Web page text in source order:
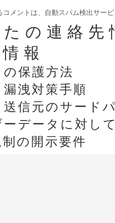
メントは、自動スパム検出サー
の連絡先
報
保護方法
洩対策手順
信元のサード
データに対し
の開示要件